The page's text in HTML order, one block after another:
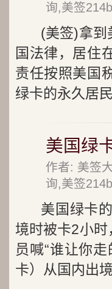
询,美签
(美签)拿到
国法律，居住
责任按照美国
绿卡的永久居
美国绿
作者: 美签
询,美签
美国绿卡
境时被卡2小
员喊“谁让你
卡）从国内出